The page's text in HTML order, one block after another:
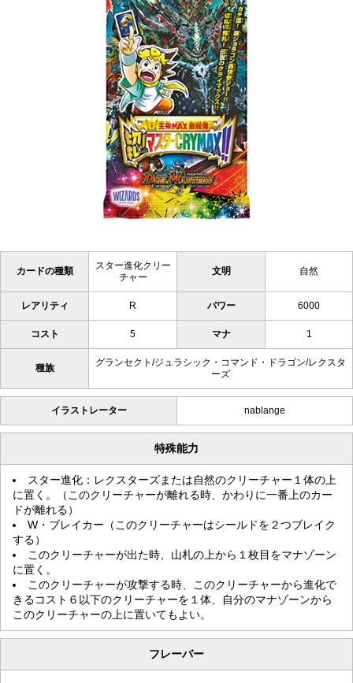
カードの種類
スター進化クリー
チャー
文明 自然
レアリティ R パワー 6000
コスト 5 マナ 1
種族
グランセクト/ジュラシック・コマンド・ドラゴン/レクスタ
ーズ
イラストレーター nablange
特殊能力
スター進化：レクスターズまたは自然のクリーチャー１体の上
に置く。（このクリーチャーが離れる時、かわりに一番上のカー
ドが離れる）
W・ブレイカー（このクリーチャーはシールドを２つブレイク
する）
このクリーチャーが出た時、山札の上から１枚目をマナゾーン
に置く。
このクリーチャーが攻撃する時、このクリーチャーから進化で
きるコスト６以下のクリーチャーを１体、自分のマナゾーンから
このクリーチャーの上に置いてもよい。
フレーバー